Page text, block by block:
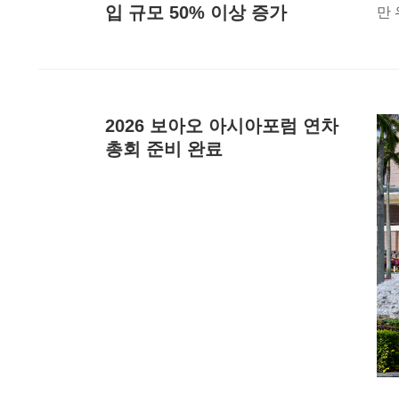
입 규모 50% 이상 증가
만
2026 보아오 아시아포럼 연차
총회 준비 완료